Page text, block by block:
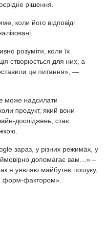
рішення.
коли його відповіді
розуміти, коли їх
створюється для них, а
це питання», —
може надсилати
продукт, який вони
досліджень, стає
зараз, у різних режимах, у
допомагає вам…» –
я уявляю майбутнє пошуку,
форм-фактором».